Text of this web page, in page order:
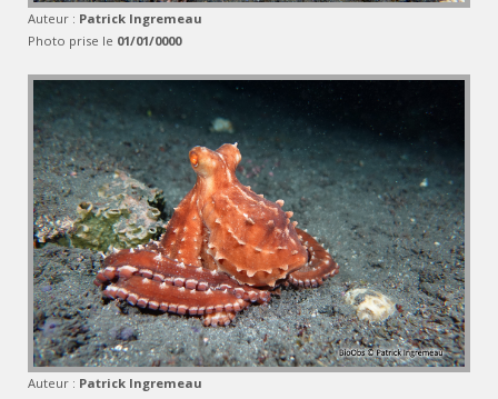
Auteur : Patrick Ingremeau
Photo prise le 01/01/0000
Auteur : Patrick Ingremeau